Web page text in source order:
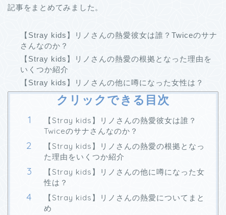
記事をまとめてみました。
【Stray kids】リノさんの熱愛彼女は誰？Twiceのサナ
さんなのか？
【Stray kids】リノさんの熱愛の根拠となった理由を
いくつか紹介
【Stray kids】リノさんの他に噂になった女性は？
クリックできる目次
【Stray kids】リノさんの熱愛彼女は誰？
Twiceのサナさんなのか？
【Stray kids】リノさんの熱愛の根拠となっ
た理由をいくつか紹介
【Stray kids】リノさんの他に噂になった女
性は？
【Stray kids】リノさんの熱愛についてまと
め